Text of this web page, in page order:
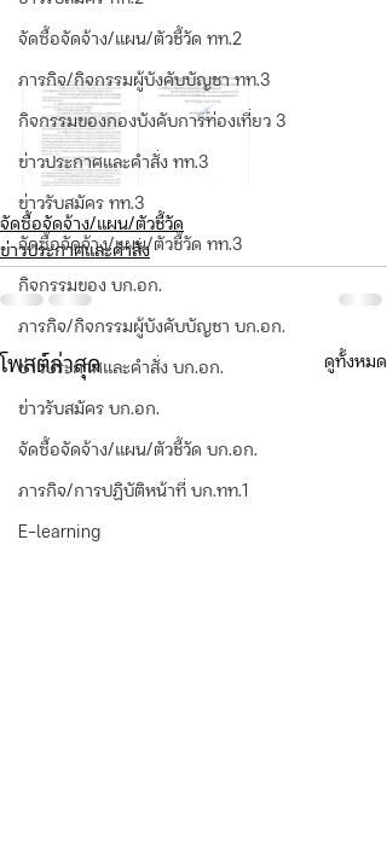
จัดซื้อจัดจ้าง/แผน/ตัวชี้วัด ทท.2
ภารกิจ/กิจกรรมผู้บังคับบัญชา ทท.3
กิจกรรมของกองบังคับการท่องเที่ยว 3
ข่าวประกาศและคำสั่ง ทท.3
ข่าวรับสมัคร ทท.3
จัดซื้อจัดจ้าง/แผน/ตัวชี้วัด ทท.3
กิจกรรมของ บก.อก.
ภารกิจ/กิจกรรมผู้บังคับบัญชา บก.อก.
ข่าวประกาศและคำสั่ง บก.อก.
ข่าวรับสมัคร บก.อก.
จัดซื้อจัดจ้าง/แผน/ตัวชี้วัด บก.อก.
ภารกิจ/การปฏิบัติหน้าที่ บก.ทท.1
E-learning
จัดซื้อจัดจ้าง/แผน/ตัวชี้วัด
ข่าวประกาศและคำสั่ง
โพสต์ล่าสุด ดูทั้งหมด